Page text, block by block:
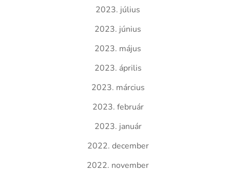
2023. július
2023. június
2023. május
2023. április
2023. március
2023. február
2023. január
2022. december
2022. november